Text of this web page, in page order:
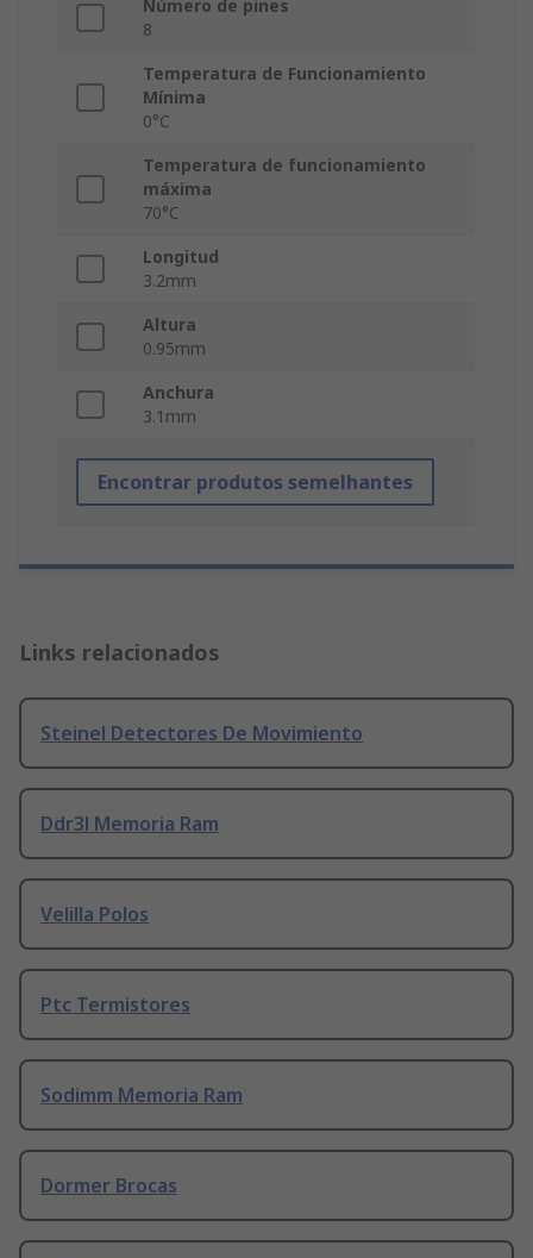
Número de pines
8
Temperatura de Funcionamiento
Mínima
0°C
Temperatura de funcionamiento
máxima
70°C
Longitud
3.2mm
Altura
0.95mm
Anchura
3.1mm
Encontrar produtos semelhantes
Links relacionados
Steinel Detectores De Movimiento
Ddr3l Memoria Ram
Velilla Polos
Ptc Termistores
Sodimm Memoria Ram
Dormer Brocas